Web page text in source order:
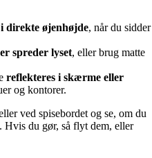
direkte øjenhøjde, når du sidder
spreder lyset, eller brug matte
reflekteres i skærme eller
og kontorer.
ved spisebordet og se, om du
du gør, så flyt dem, eller